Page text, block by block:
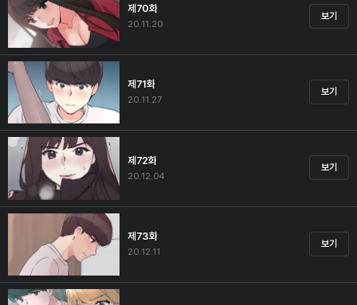
제70화
20.11.20
보기
제71화
20.11.27
보기
제72화
20.12.04
보기
제73화
20.12.11
보기